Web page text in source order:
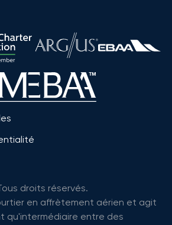
droits réservés.
en affrètement aérien et agit
qu'intermédiaire entre des